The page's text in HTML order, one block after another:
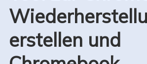
erstellen und